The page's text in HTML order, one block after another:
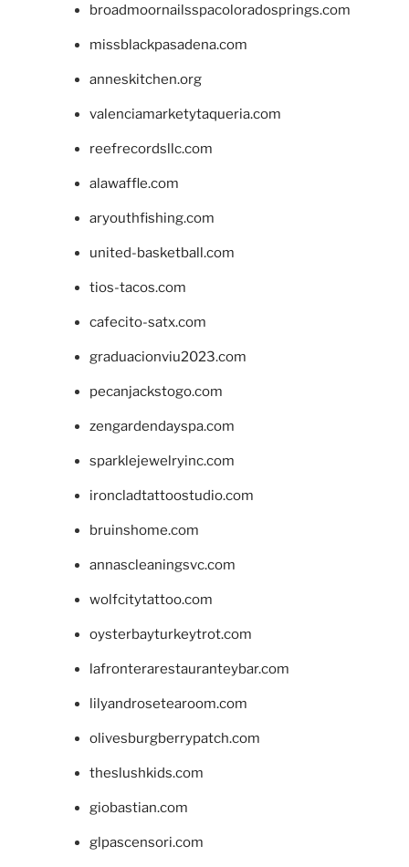
broadmoornailsspacoloradosprings.com
missblackpasadena.com
anneskitchen.org
valenciamarketytaqueria.com
reefrecordsllc.com
alawaffle.com
aryouthfishing.com
united-basketball.com
tios-tacos.com
cafecito-satx.com
graduacionviu2023.com
pecanjackstogo.com
zengardendayspa.com
sparklejewelryinc.com
ironcladtattoostudio.com
bruinshome.com
annascleaningsvc.com
wolfcitytattoo.com
oysterbayturkeytrot.com
lafronterarestauranteybar.com
lilyandrosetearoom.com
olivesburgberrypatch.com
theslushkids.com
giobastian.com
glpascensori.com